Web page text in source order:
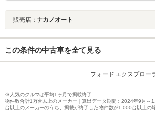
販売店： ナカノオート
この条件の中古車を全て見る
フォード エクスプロー
※人気のクルマは平均1ヶ月で掲載終了
物件数合計1万台以上のメーカー｜算出データ期間：2024年9月～
台以上のメーカーのうち、掲載が終了した物件数が1,000台以上の